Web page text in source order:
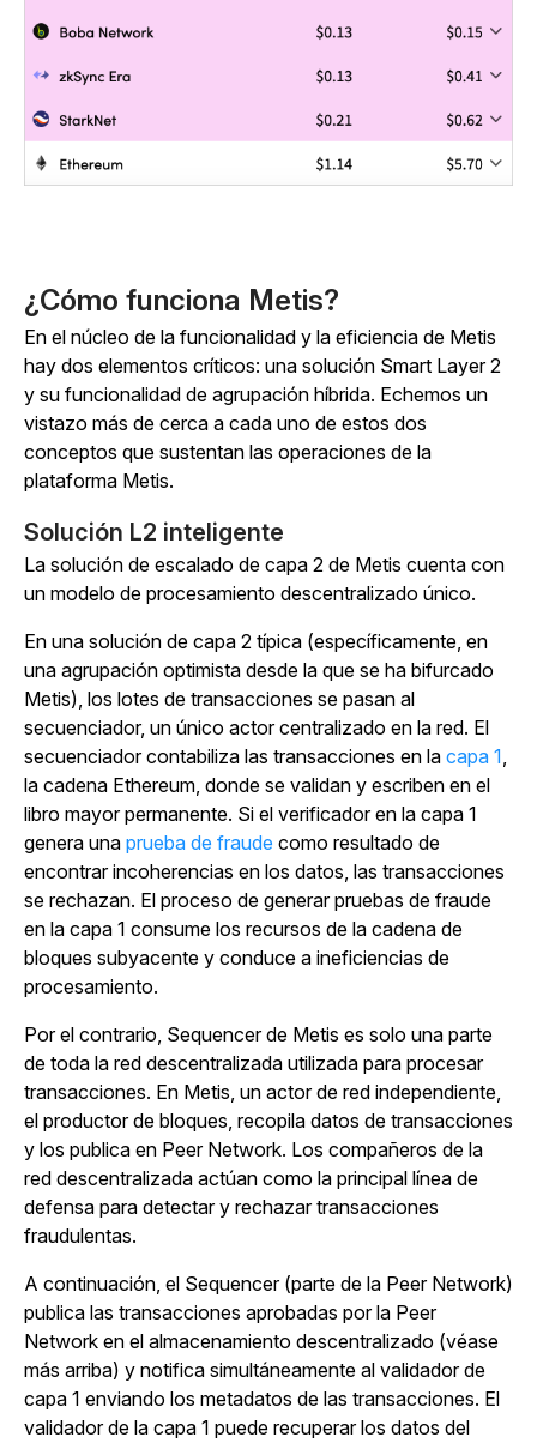
¿Cómo funciona Metis?
En el núcleo de la funcionalidad y la eficiencia de Metis
hay dos elementos críticos: una solución Smart Layer 2
y su funcionalidad de agrupación híbrida. Echemos un
vistazo más de cerca a cada uno de estos dos
conceptos que sustentan las operaciones de la
plataforma Metis.
Solución L2 inteligente
La solución de escalado de capa 2 de Metis cuenta con
un modelo de procesamiento descentralizado único.
En una solución de capa 2 típica (específicamente, en
una agrupación optimista desde la que se ha bifurcado
Metis), los lotes de transacciones se pasan al
secuenciador, un único actor centralizado en la red. El
secuenciador contabiliza las transacciones en la capa 1,
la cadena Ethereum, donde se validan y escriben en el
libro mayor permanente. Si el verificador en la capa 1
genera una prueba de fraude como resultado de
encontrar incoherencias en los datos, las transacciones
se rechazan. El proceso de generar pruebas de fraude
en la capa 1 consume los recursos de la cadena de
bloques subyacente y conduce a ineficiencias de
procesamiento.
Por el contrario, Sequencer de Metis es solo una parte
de toda la red descentralizada utilizada para procesar
transacciones. En Metis, un actor de red independiente,
el productor de bloques, recopila datos de transacciones
y los publica en Peer Network. Los compañeros de la
red descentralizada actúan como la principal línea de
defensa para detectar y rechazar transacciones
fraudulentas.
A continuación, el Sequencer (parte de la Peer Network)
publica las transacciones aprobadas por la Peer
Network en el almacenamiento descentralizado (véase
más arriba) y notifica simultáneamente al validador de
capa 1 enviando los metadatos de las transacciones. El
validador de la capa 1 puede recuperar los datos del